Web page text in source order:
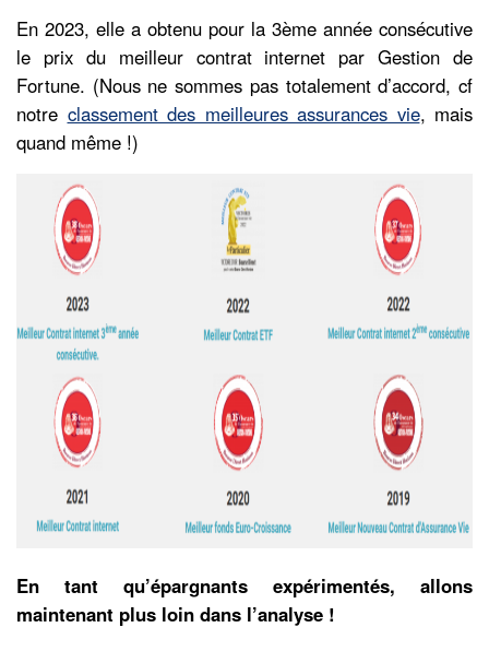
En 2023, elle a obtenu pour la 3ème année consécutive
le prix du meilleur contrat internet par Gestion de
Fortune. (Nous ne sommes pas totalement d’accord, cf
notre classement des meilleures assurances vie, mais
quand même !)
En tant qu’épargnants expérimentés, allons
maintenant plus loin dans l’analyse !